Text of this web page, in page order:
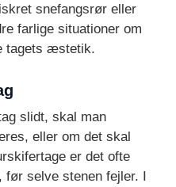
snefangsrør eller
farlige situationer om
tagets æstetik.
slidt, skal man
eller om det skal
er det ofte
før selve stenen fejler. I